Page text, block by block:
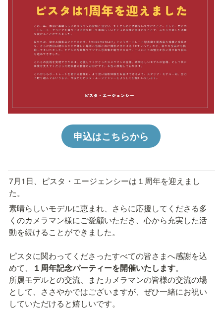
申込はこちらから
7月1日、ピスタ・エージェンシーは１周年を迎えまし
た。
素晴らしいモデルに恵まれ、さらに応援してくださる多
くのカメラマン様にご愛顧いただき、心から充実した活
動を続けることができました。
ピスタに関わってくださったすべての皆さまへ感謝を込
めて、
１周年記念パーティーを開催いたします。
所属モデルとの交流、またカメラマンの皆様の交流の場
として、ささやかではございますが、ぜひ一緒にお祝い
していただけると嬉しいです。